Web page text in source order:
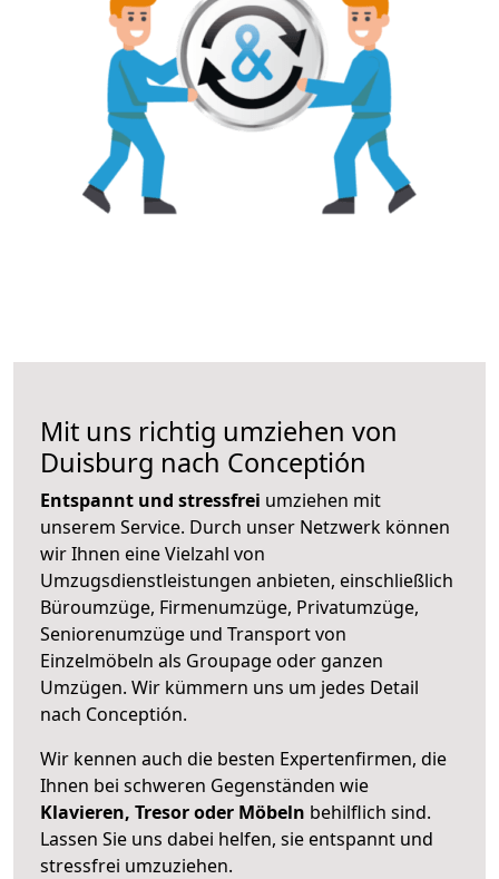
Mit uns richtig umziehen von
Duisburg nach Conceptión
Entspannt und stressfrei umziehen mit
unserem Service. Durch unser Netzwerk können
wir Ihnen eine Vielzahl von
Umzugsdienstleistungen anbieten, einschließlich
Büroumzüge, Firmenumzüge, Privatumzüge,
Seniorenumzüge und Transport von
Einzelmöbeln als Groupage oder ganzen
Umzügen. Wir kümmern uns um jedes Detail
nach Conceptión.
Wir kennen auch die besten Expertenfirmen, die
Ihnen bei schweren Gegenständen wie
Klavieren, Tresor oder Möbeln behilflich sind.
Lassen Sie uns dabei helfen, sie entspannt und
stressfrei umzuziehen.